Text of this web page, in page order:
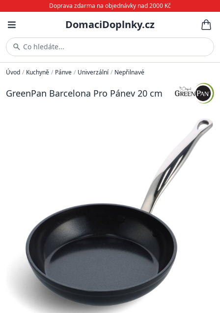
Doprava zdarma na objednávky nad 2000 Kč
DomaciDoplnky.cz
Co hledáte...
Úvod / Kuchyně / Pánve / Univerzální / Nepřilnavé
GreenPan Barcelona Pro Pánev 20 cm